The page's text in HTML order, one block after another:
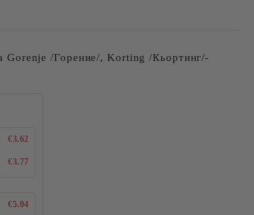
Gorenje /Горение/, Korting /Кьортинг/-
€3.62
€3.77
€5.04